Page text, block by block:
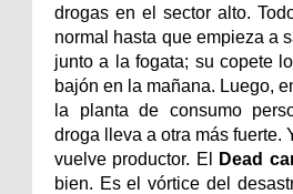
drogas en el sector alto.
normal hasta que empieza a
junto a la fogata; su copete
bajón en la mañana. Luego,
la planta de consumo
droga lleva a otra más fuerte.
vuelve productor. El
Dead
bien. Es el vórtice del